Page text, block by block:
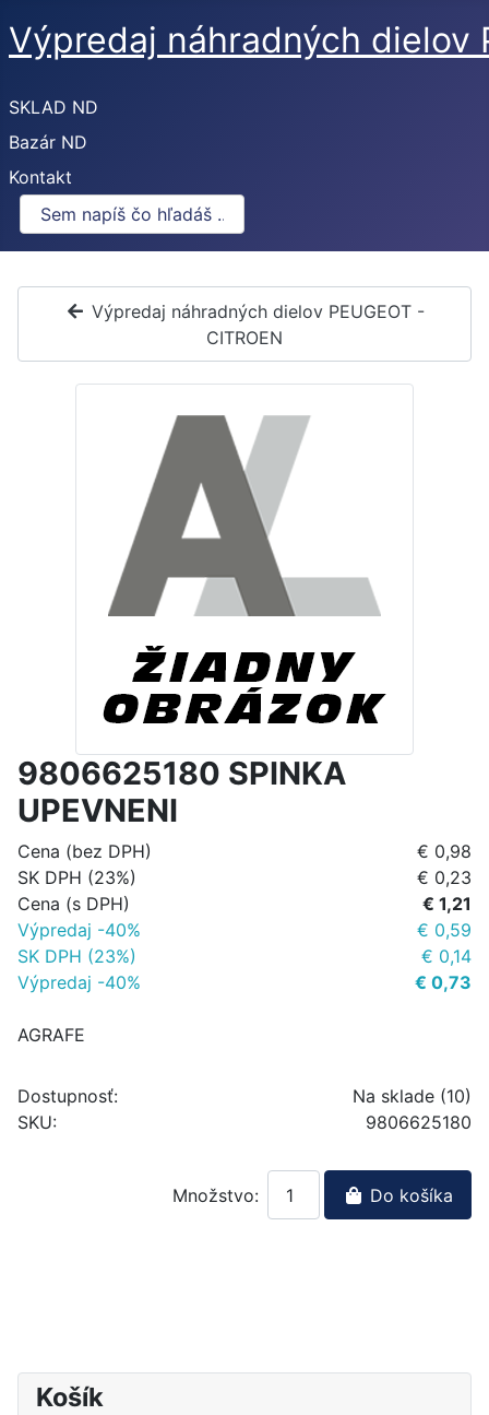
Výpredaj náhradných dielov
SKLAD ND
Bazár ND
Kontakt
Výpredaj náhradných dielov PEUGEOT -
CITROEN
9806625180 SPINKA
UPEVNENI
Cena (bez DPH)
€ 0,98
SK DPH (23%)
€ 0,23
Cena (s DPH)
€ 1,21
Výpredaj -40%
€ 0,59
SK DPH (23%)
€ 0,14
Výpredaj -40%
€ 0,73
AGRAFE
Dostupnosť:
Na sklade (10)
SKU:
9806625180
Množstvo: Do košíka
Košík